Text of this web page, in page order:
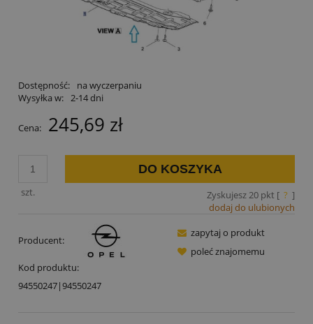
Dostępność:
na wyczerpaniu
Wysyłka w: 2-14 dni
Cena: 245,69 zł
szt.
DO KOSZYKA
Zyskujesz20pkt [ ? ]
dodaj do ulubionych
Producent:
Kod produktu:
94550247|94550247
zapytaj o produkt
poleć znajomemu